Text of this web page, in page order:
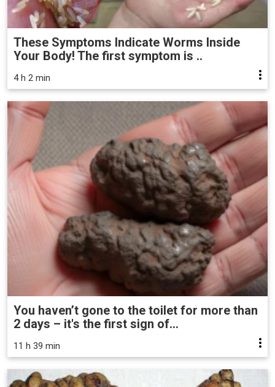
These Symptoms Indicate Worms Inside
Your Body! The first symptom is ..
4 h 2 min
You haven’t gone to the toilet for more than
2 days – it's the first sign of...
11 h 39 min